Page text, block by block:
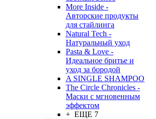
More Inside -
Авторские продукты
для стайлинга
Natural Tech -
Натуральный уход
Pasta & Love -
Идеальное бритье и
уход за бородой
A SINGLE SHAMPOO
The Circle Chronicles -
Маски с мгновенным
эффектом
+ ЕЩЕ 7